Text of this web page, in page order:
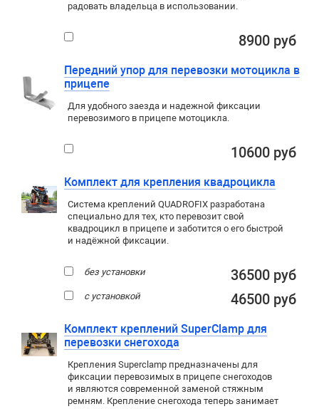
радовать владельца в использовании.
8900 руб
Передний упор для перевозки мотоцикла в
прицепе
Для удобного заезда и надежной фиксации
перевозимого в прицепе мотоцикла.
10600 руб
Комплект для крепления квадроцикла
Система креплений QUADROFIX разработана
специально для тех, кто перевозит свой
квадроцикл в прицепе и заботится о его быстрой
и надёжной фиксации.
без установки 36500 руб
с установкой 46500 руб
Комплект креплений SuperClamp для
перевозки снегохода
Крепления Superclamp предназначены для
фиксации перевозимых в прицепе снегоходов
и являются современной заменой стяжным
ремням. Крепление снегохода теперь занимает